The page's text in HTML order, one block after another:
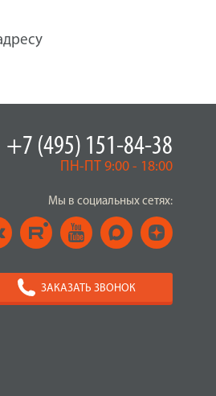
+7 (495) 151-84-38
ПН-ПТ 9:00 - 18:00
Мы в социальных сетях:
ЗАКАЗАТЬ ЗВОНОК